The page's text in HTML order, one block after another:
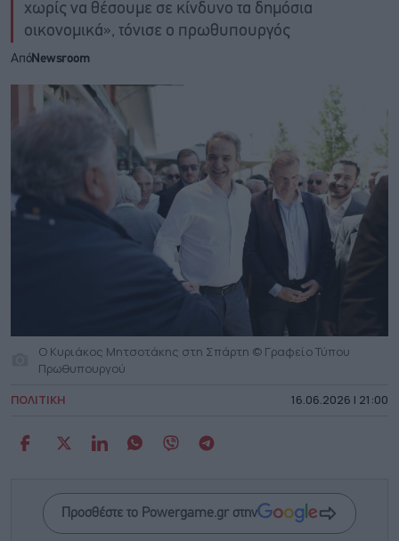
χωρίς να θέσουμε σε κίνδυνο τα δημόσια
οικονομικά», τόνισε ο πρωθυπουργός
ΑπόNewsroom
O Kυριάκος Μητσοτάκης στη Σπάρτη © Γραφείο Τύπου
Πρωθυπουργού
ΠΟΛΙΤΙΚΗ 16.06.2026 | 21:00
Προσθέστε το Powergame.gr στην